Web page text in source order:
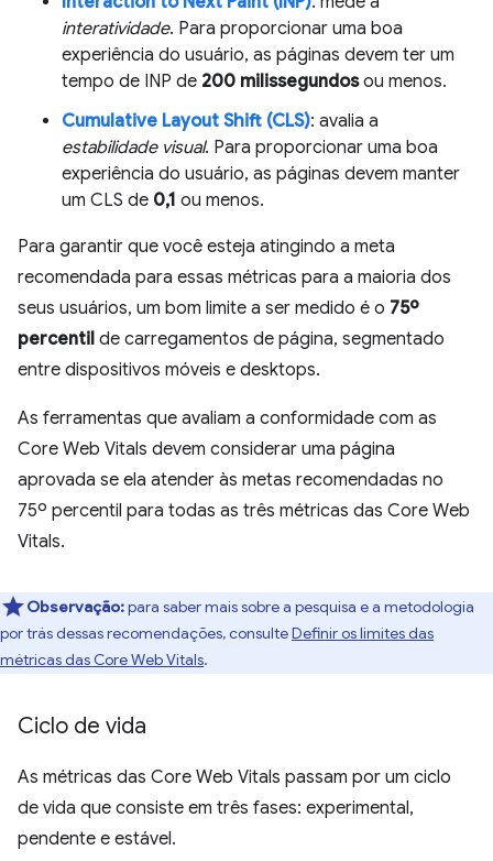
interatividade. Para proporcionar uma boa
experiência do usuário, as páginas devem ter um
tempo de INP de 200 milissegundosou menos.
Cumulative Layout Shift (CLS): avalia a
estabilidade visual. Para proporcionar uma boa
experiência do usuário, as páginas devem manter
um CLS de 0,1 ou menos.
Para garantir que você esteja atingindo a meta
recomendada para essas métricas para a maioria dos
seus usuários, um bom limite a ser medido é o 75º
percentil de carregamentos de página, segmentado
entre dispositivos móveis e desktops.
As ferramentas que avaliam a conformidade com as
Core Web Vitals devem considerar uma página
aprovada se ela atender às metas recomendadas no
75º percentil para todas as três métricas das Core Web
Vitals.
Observação:para saber mais sobre a pesquisa e a metodologia
por trás dessas recomendações, consulteDefinir os limites das
métricas das Core Web Vitals.
Ciclo de vida
As métricas das Core Web Vitals passam por um ciclo
de vida que consiste em três fases: experimental,
pendente e estável.